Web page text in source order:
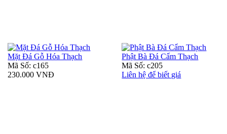
Mặt Đá Gỗ Hóa Thạch
Mã Số: c165
230.000 VNĐ
Phật Bà Đá Cẩm Thạch
Mã Số: c205
Liên hệ để biết giá